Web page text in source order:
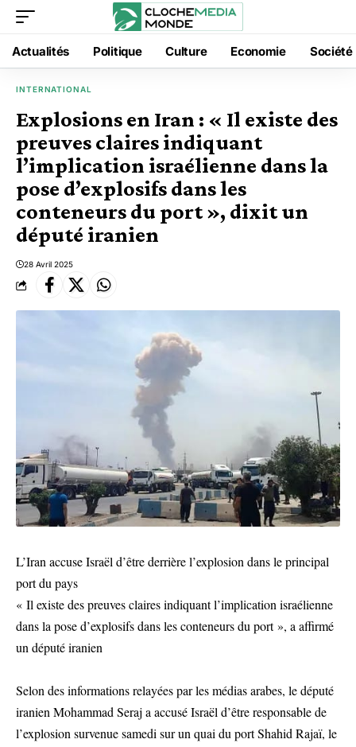
Actualités Politique Culture Economie Société
INTERNATIONAL
Explosions en Iran : « Il existe des
preuves claires indiquant
l’implication israélienne dans la
pose d’explosifs dans les
conteneurs du port », dixit un
député iranien
28 Avril 2025
L’Iran accuse Israël d’être derrière l’explosion dans le principal
port du pays
« Il existe des preuves claires indiquant l’implication israélienne
dans la pose d’explosifs dans les conteneurs du port », a affirmé
un député iranien
Selon des informations relayées par les médias arabes, le député
iranien Mohammad Seraj a accusé Israël d’être responsable de
l’explosion survenue samedi sur un quai du port Shahid Rajaï, le